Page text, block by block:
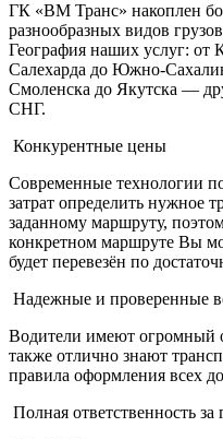
ГК «ВМ Транс» накоплен
разнообразных видов
География наших услуг: от
Салехарда до Южно-
Смоленска до Якутска —
СНГ.
Конкурентные цены
Современные технологии
затрат определить нужное
заданному маршруту,
конкретном маршруте Вы
будет перевезён по
Надежные и проверенные
Водители имеют огромный
также отлично знают
правила оформления всех
Полная ответственность за